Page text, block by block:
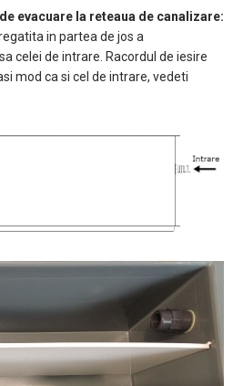
evacuare la reteaua de canalizare:
in partea de jos a
celei de intrare. Racordul de iesire
mod ca si cel de intrare, vedeti